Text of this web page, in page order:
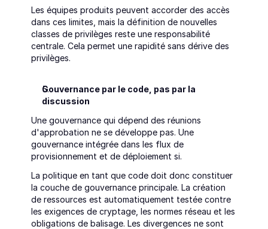
Les équipes produits peuvent accorder des accès
dans ces limites, mais la définition de nouvelles
classes de privilèges reste une responsabilité
centrale. Cela permet une rapidité sans dérive des
privilèges.
Gouvernance par le code, pas par la
discussion
Une gouvernance qui dépend des réunions
d'approbation ne se développe pas. Une
gouvernance intégrée dans les flux de
provisionnement et de déploiement si.
La politique en tant que code doit donc constituer
la couche de gouvernance principale. La création
de ressources est automatiquement testée contre
les exigences de cryptage, les normes réseau et les
obligations de balisage. Les divergences ne sont